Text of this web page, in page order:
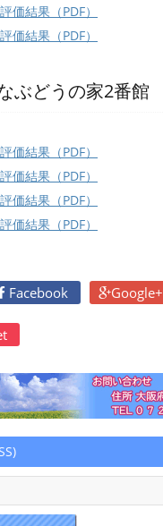
価結果（PDF）
価結果（PDF）
ぶどうの家2番館
価結果（PDF）
価結果（PDF）
価結果（PDF）
価結果（PDF）
Facebook Google+